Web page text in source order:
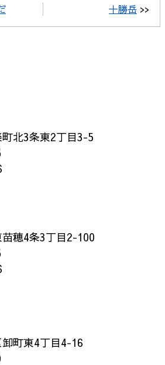
十勝岳 >>
北3条東2丁目3-5
穂4条3丁目2-100
町東4丁目4-16